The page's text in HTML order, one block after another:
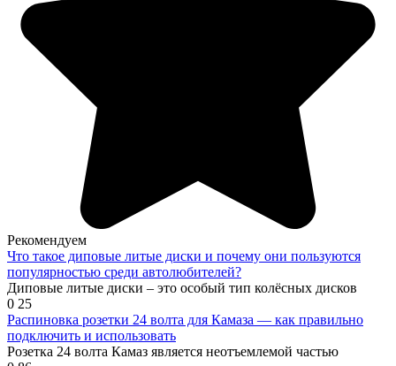
Рекомендуем
Что такое диповые литые диски и почему они пользуются
популярностью среди автолюбителей?
Диповые литые диски – это особый тип колёсных дисков
0 25
Распиновка розетки 24 волта для Камаза — как правильно
подключить и использовать
Розетка 24 волта Камаз является неотъемлемой частью